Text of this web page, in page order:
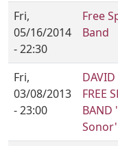
Fri,
05/16/2014
- 22:30
Free
Band
Fri,
03/08/2013
- 23:00
FREE
BAND
Sonor'